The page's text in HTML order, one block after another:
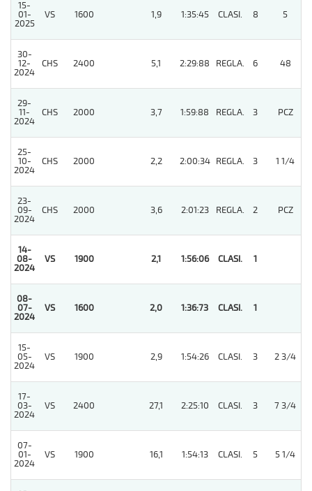
15-
01-
2025
VS 1600 1,9 1:35:45 CLASI. 8 5
30-
12-
2024
CHS 2400 5,1 2:29:88 REGLA. 6 48
29-
11-
2024
CHS 2000 3,7 1:59:88 REGLA. 3 PCZ
25-
10-
2024
CHS 2000 2,2 2:00:34 REGLA. 3 1 1/4
23-
09-
2024
CHS 2000 3,6 2:01:23 REGLA. 2 PCZ
14-
08-
2024
VS 1900 2,1 1:56:06 CLASI. 1
08-
07-
2024
VS 1600 2,0 1:36:73 CLASI. 1
15-
05-
2024
VS 1900 2,9 1:54:26 CLASI. 3 2 3/4
17-
03-
2024
VS 2400 27,1 2:25:10 CLASI. 3 7 3/4
07-
01-
2024
VS 1900 16,1 1:54:13 CLASI. 5 5 1/4